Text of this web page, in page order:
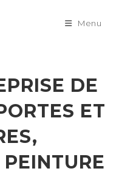
Menu
DE
ET